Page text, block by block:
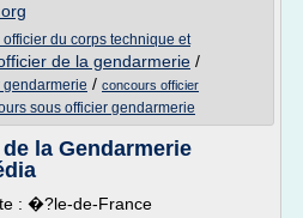
du corps technique et
de la gendarmerie /
/ concours officier
sous officier gendarmerie
la Gendarmerie
: �?le-de-France